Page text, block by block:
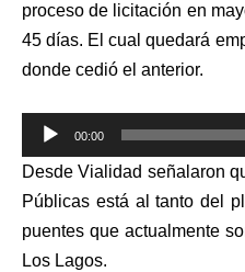
proceso de licitación en
45 días. El cual quedará
donde cedió el anterior.
Reproductor
de
audio
00:00
Desde Vialidad señalaron
Públicas está al tanto del
puentes que actualmente
Los Lagos.